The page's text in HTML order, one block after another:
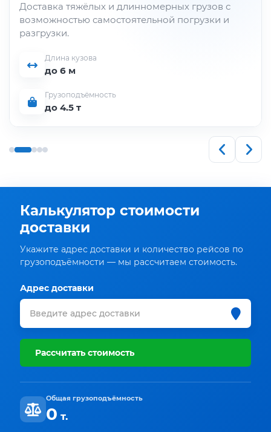
Доставка тяжёлых и длинномерных грузов с
возможностью самостоятельной погрузки и
разгрузки.
Длина кузова
до 6 м
Грузоподъёмность
до 4.5 т
Калькулятор стоимости
доставки
Укажите адрес доставки и количество рейсов по
грузоподъёмности — мы рассчитаем стоимость.
Адрес доставки
Рассчитать стоимость
Общая грузоподъёмность
0 т.